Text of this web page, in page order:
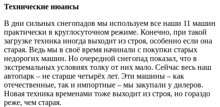
Технические нюансы
В дни сильных снегопадов мы используем все наши 11 машин
практически в круглосуточном режиме. Конечно, при такой
загрузке техника иногда выходит из строя, особенно если она
старая. Ведь мы в своё время начинали с покупки старых
недорогих машин. Но очередной снегопад показал, что в
экстремальных условиях толку от них мало. Сейчас весь наш
автопарк – не старше четырёх лет. Эти машины – как
отечественные, так и импортные – мы закупали у дилеров.
Новая техника временами тоже выходит из строя, но гораздо
реже, чем старая.